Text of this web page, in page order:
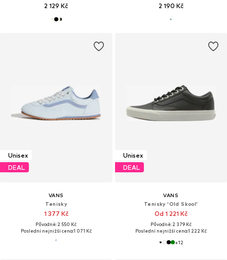
2 129 Kč 2 190 Kč
Unisex
DEAL
VANS
Tenisky
1 377 Kč
Původně: 2 550 Kč
Poslední nejnižší cena:1 071 Kč
Unisex
DEAL
VANS
Tenisky 'Old Skool'
Od 1 221 Kč
Původně: 2 379 Kč
Poslední nejnižší cena:1 222 Kč
+12